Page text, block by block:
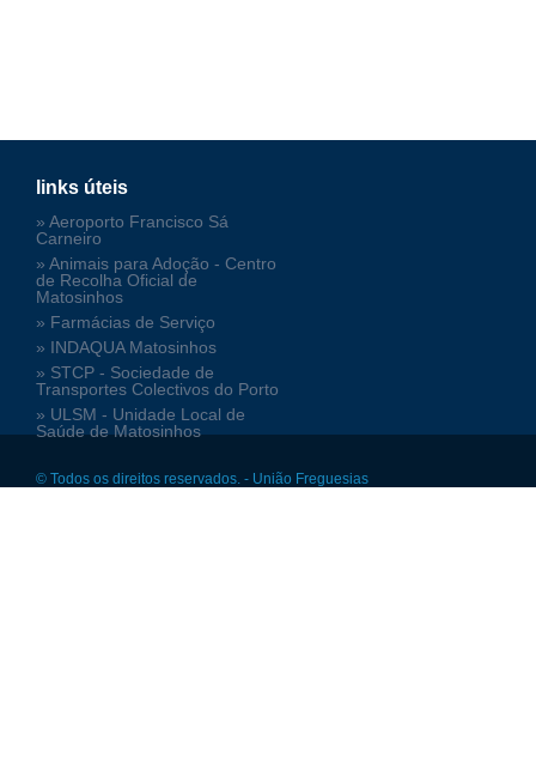
links úteis
» Aeroporto Francisco Sá
Carneiro
» Animais para Adoção - Centro
de Recolha Oficial de
Matosinhos
» Farmácias de Serviço
» INDAQUA Matosinhos
» STCP - Sociedade de
Transportes Colectivos do Porto
» ULSM - Unidade Local de
Saúde de Matosinhos
© Todos os direitos reservados. - União Freguesias